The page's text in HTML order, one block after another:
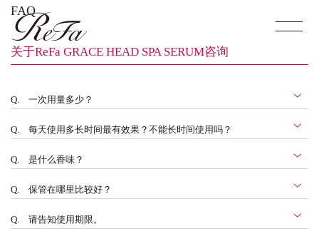
FAQ
关于ReFa GRACE HEAD SPA SERUM咨询
Q. 一次用量多少？
Q. 每天使用多长时间最有效果？不能长时间使用吗？
Q. 是什么香味？
Q. 保管在哪里比较好？
Q. 请告知使用期限。